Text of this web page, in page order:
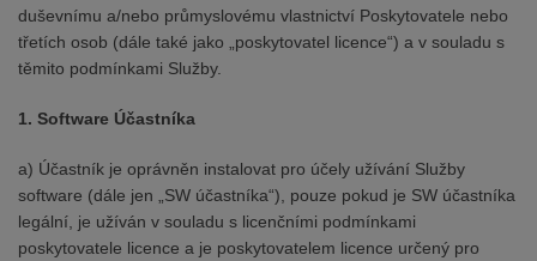
duševnímu a/nebo průmyslovému vlastnictví Poskytovatele nebo
třetích osob (dále také jako „poskytovatel licence“) a v souladu s
těmito podmínkami Služby.
1. Software Účastníka
a) Účastník je oprávněn instalovat pro účely užívání Služby
software (dále jen „SW účastníka“), pouze pokud je SW účastníka
legální, je užíván v souladu s licenčními podmínkami
poskytovatele licence a je poskytovatelem licence určený pro